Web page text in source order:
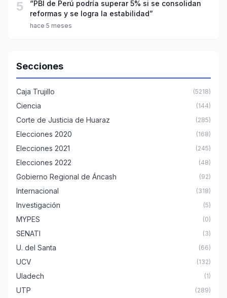
5
“PBI de Perú podría superar 5% si se consolidan
reformas y se logra la estabilidad”
hace 5 meses
Secciones
Caja Trujillo (5218)
Ciencia (144)
Corte de Justicia de Huaraz (285)
Elecciones 2020 (168)
Elecciones 2021 (245)
Elecciones 2022 (48)
Gobierno Regional de Áncash (92)
Internacional (318)
Investigación (5)
MYPES (0)
SENATI (3)
U. del Santa (66)
UCV (132)
Uladech (1)
UTP (289)